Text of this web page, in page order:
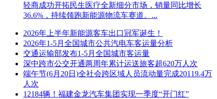
4.招标文件的获取
4.1 凡有意参加投标者，请于2024年07月10日 17:00 时至2024
年07月15日 23:59 时在无锡市建设工程网上招投标系统V7.0下
载招标文件，工具软件使用费100 元，售后不退。
4.2 本项目不办理招标文件的邮寄。
5.投标文件的递交
轻商成功开拓民生医疗全新细分市场，销量同比增长
36.6%，持续领跑新能源物流车赛道。...
2026年上半年新能源客车出口冠军诞生！
2026年1-5月全国城市公共汽电车客运量分析
交通运输部发布1-5月全国城市客运量
深中跨市公交开通两周年累计运送旅客超620万人次
端午节(6月20日)全社会跨区域人员流动量完成20119.4万
人次
12184辆！福建金龙汽车集团实现一季度“开门红”